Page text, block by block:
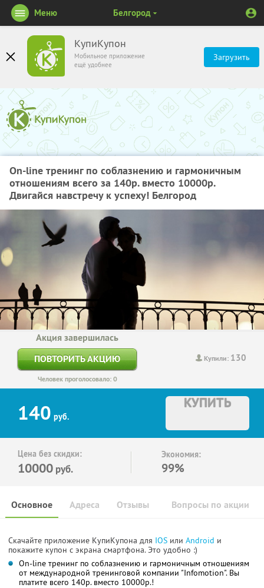
КупиКупон
Мобильное приложение
ещё удобнее
Загрузить
Меню Белгород
On-line тренинг по соблазнению и гармоничным
отношениям всего за 140р. вместо 10000р.
Двигайся навстречу к успеху! Белгород
Купили: 130
Акция завершилась
ПОВТОРИТЬ АКЦИЮ
Человек проголосовало: 0
140 руб.
КУПИТЬ
Цена без скидки:
10000 руб.
Экономия:
99%
Основное Отзывы Вопросы по акции
Адреса
Скачайте приложение КупиКупона для IOS или Android и
покажите купон с экрана смартфона. Это удобно :)
On-line тренинг по соблазнению и гармоничным отношениям
от международной тренинговой компании "Infomotion". Вы
платите всего 140р. вместо 10000р.!